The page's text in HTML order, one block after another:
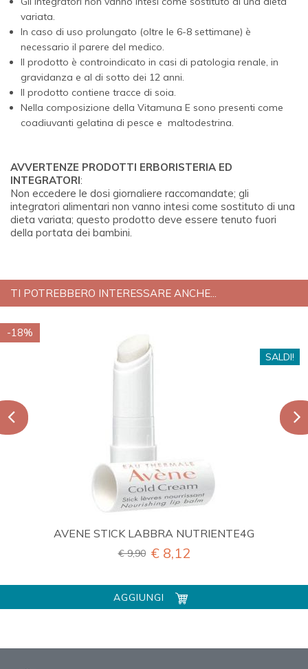
variata.
In caso di uso prolungato (oltre le 6-8 settimane) è
necessario il parere del medico.
Il prodotto è controindicato in casi di patologia renale, in
gravidanza e al di sotto dei 12 anni.
Il prodotto contiene tracce di soia.
Nella composizione della Vitamuna E sono presenti come
coadiuvanti gelatina di pesce e maltodestrina.
AVVERTENZE PRODOTTI ERBORISTERIA ED
INTEGRATORI:
Non eccedere le dosi giornaliere raccomandate; gli
integratori alimentari non vanno intesi come sostituto di una
dieta variata; questo prodotto deve essere tenuto fuori
della portata dei bambini.
TI POTREBBERO INTERESSARE ANCHE...
SALDI!
AVENE STICK LABBRA NUTRIENTE4G
€ 9,90 € 8,12
-18%
AGGIUNGI